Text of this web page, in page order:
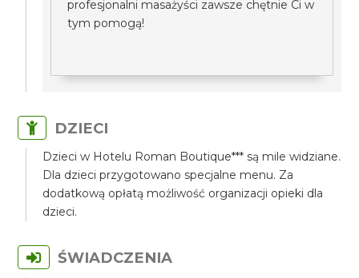
profesjonalni masażyści zawsze chętnie Ci w
tym pomogą!
DZIECI
Dzieci w Hotelu Roman Boutique*** są mile widziane.
Dla dzieci przygotowano specjalne menu. Za
dodatkową opłatą możliwość organizacji opieki dla
dzieci.
ŚWIADCZENIA